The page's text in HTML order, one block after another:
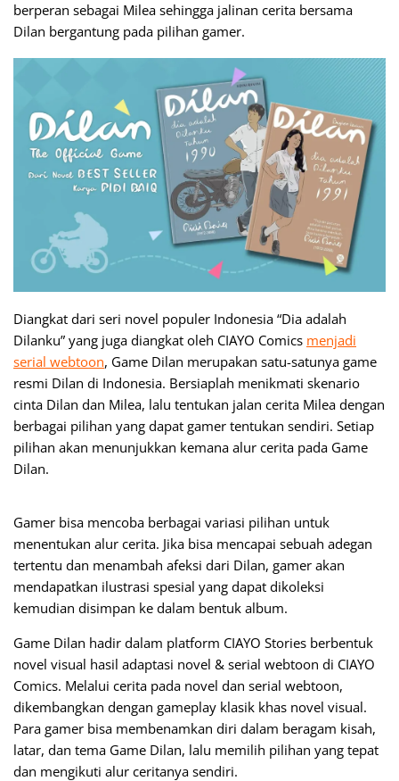
berperan sebagai Milea sehingga jalinan cerita bersama
Dilan bergantung pada pilihan gamer.
Diangkat dari seri novel populer Indonesia “Dia adalah
Dilanku” yang juga diangkat oleh CIAYO Comics menjadi
serial webtoon, Game Dilan merupakan satu-satunya game
resmi Dilan di Indonesia. Bersiaplah menikmati skenario
cinta Dilan dan Milea, lalu tentukan jalan cerita Milea dengan
berbagai pilihan yang dapat gamer tentukan sendiri. Setiap
pilihan akan menunjukkan kemana alur cerita pada Game
Dilan.
Gamer bisa mencoba berbagai variasi pilihan untuk
menentukan alur cerita. Jika bisa mencapai sebuah adegan
tertentu dan menambah afeksi dari Dilan, gamer akan
mendapatkan ilustrasi spesial yang dapat dikoleksi
kemudian disimpan ke dalam bentuk album.
Game Dilan hadir dalam platform CIAYO Stories berbentuk
novel visual hasil adaptasi novel & serial webtoon di CIAYO
Comics. Melalui cerita pada novel dan serial webtoon,
dikembangkan dengan gameplay klasik khas novel visual.
Para gamer bisa membenamkan diri dalam beragam kisah,
latar, dan tema Game Dilan, lalu memilih pilihan yang tepat
dan mengikuti alur ceritanya sendiri.